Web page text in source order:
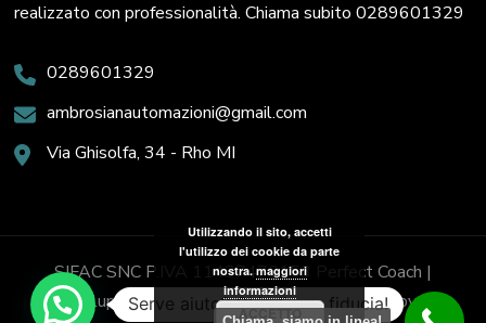
realizzato con professionalità. Chiama subito 0289601329
0289601329
ambrosianautomazioni@gmail.com
Via Ghisolfa, 34 - Rho MI
SIFAC SNC P.IVA 11437470153
Perfect Coach |
Sviluppato da Blossom Themes. Powered by
Serve aiuto? Chiedi con fiducia!
Utilizzando il sito, accetti
l'utilizzo dei cookie da parte
nostra. maggiori
informazioni
ACCETTO